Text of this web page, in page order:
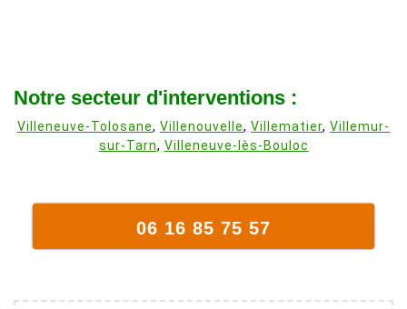
Notre secteur d'interventions :
Villeneuve-Tolosane, Villenouvelle, Villematier, Villemur-
sur-Tarn, Villeneuve-lès-Bouloc
06 16 85 75 57